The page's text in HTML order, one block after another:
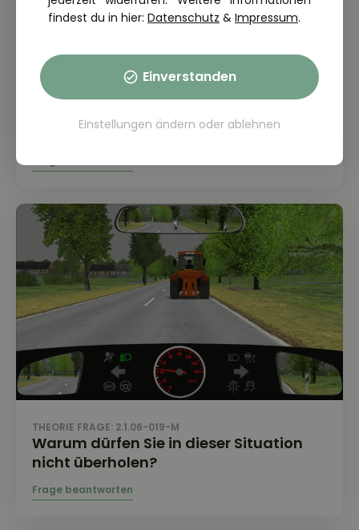
THEORIE FRAGE: 2.1.06-018-M
Wie sollten Sie sich jetzt verhalten?
THEORIE FRAGE: 2.1.06-019-M
Warum dürfen Sie in dieser Situation
nicht überholen?
findest du in hier: Datenschutz & Impressum.
Einverstanden
Einstellungen ändern oder ablehnen